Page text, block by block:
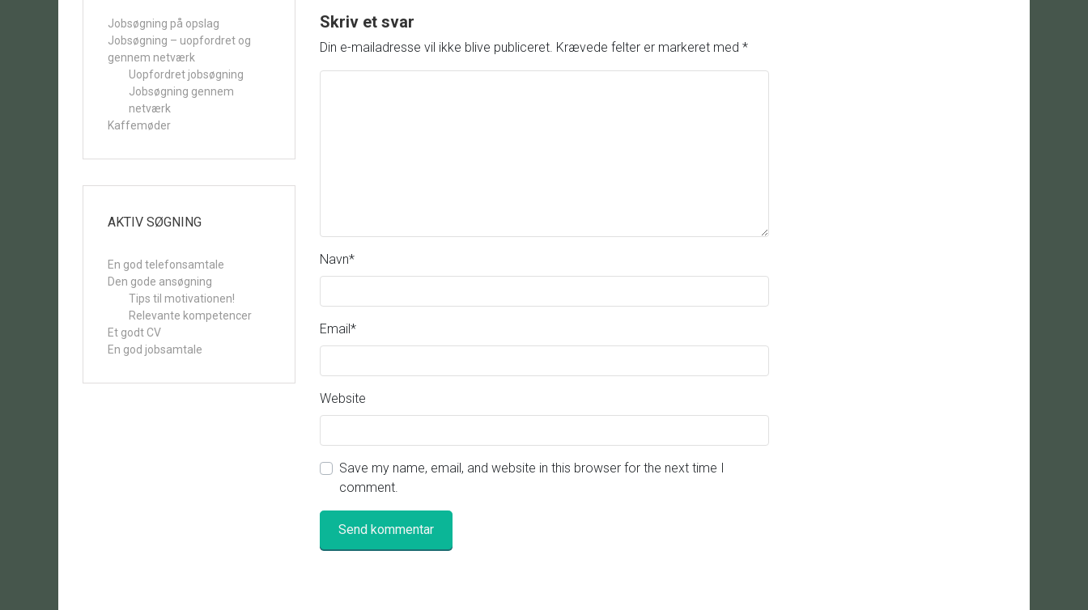
Skriv et svar
Din e-mailadresse vil ikke blive publiceret. Krævede felter er markeret med *
Navn*
Email*
Website
Save my name, email, and website in this browser for the next time I
comment.
Jobsøgning på opslag
Jobsøgning – uopfordret og
gennem netværk
Uopfordret jobsøgning
Jobsøgning gennem
netværk
Kaffemøder
AKTIV SØGNING
En god telefonsamtale
Den gode ansøgning
Tips til motivationen!
Relevante kompetencer
Et godt CV
En god jobsamtale